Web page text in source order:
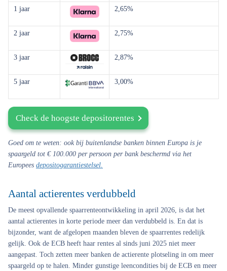
1 jaar 2,65%
2 jaar 2,75%
3 jaar 2,87%
5 jaar 3,00%
Check de hoogste depositorentes
Goed om te weten: ook bij buitenlandse banken binnen Europa is je
spaargeld tot € 100.000 per persoon per bank beschermd via het
Europees depositogarantiestelsel.
Aantal actierentes verdubbeld
De meest opvallende spaarrenteontwikkeling in april 2026, is dat het
aantal actierentes in korte periode meer dan verdubbeld is. En dat is
bijzonder, want de afgelopen maanden bleven de spaarrentes redelijk
gelijk. Ook de ECB heeft haar rentes al sinds juni 2025 niet meer
aangepast. Toch zetten meer banken de actierente plotseling in om meer
spaargeld op te halen. Minder gunstige leencondities bij de ECB en meer